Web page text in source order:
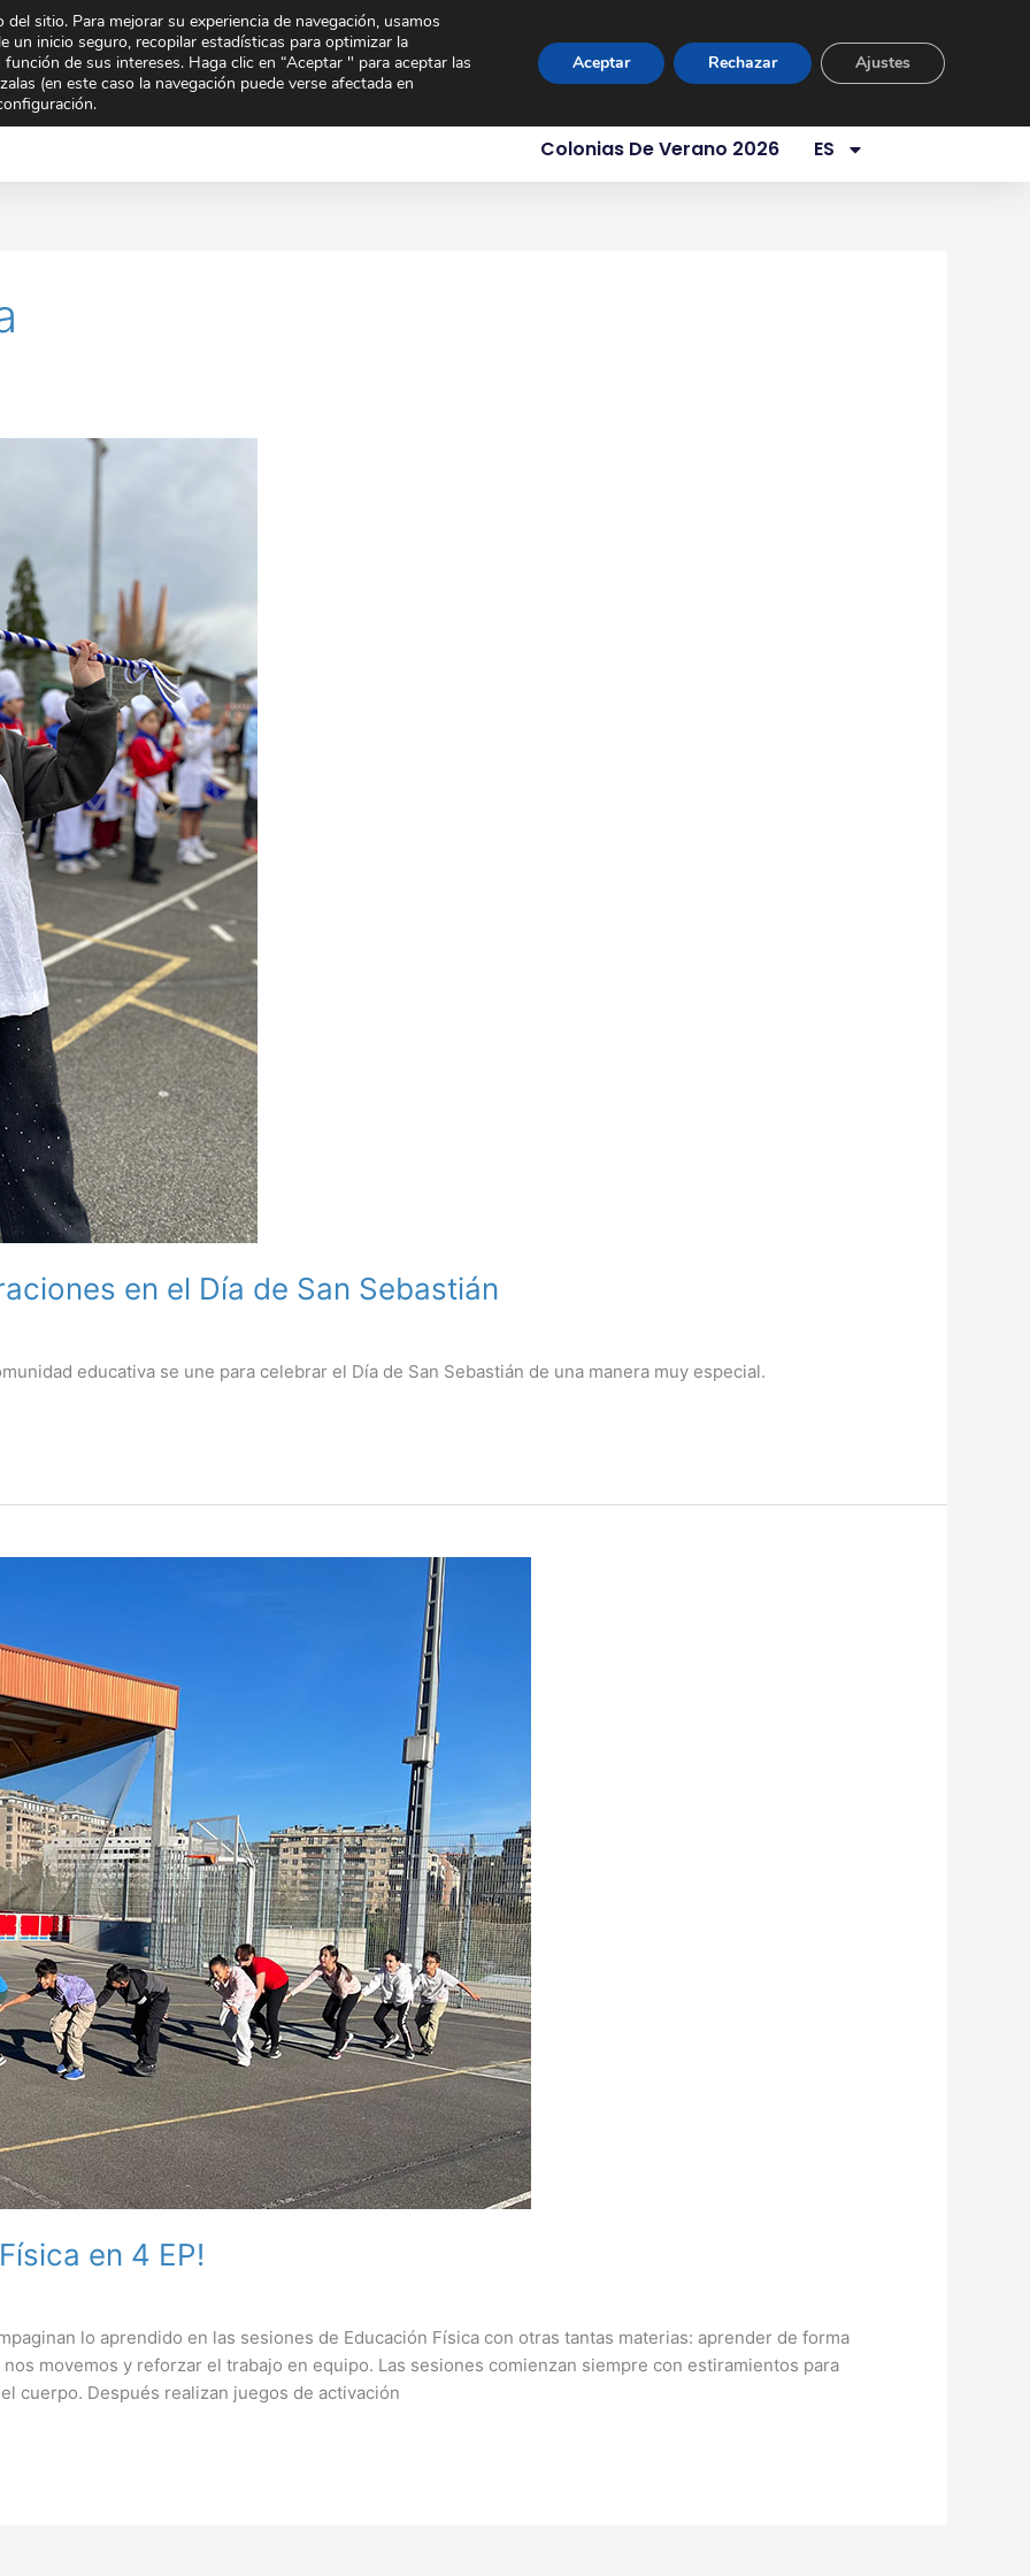
Extraescolares Noticias Orientación
Colonias De Verano 2026
ES
en el Día de San Sebastián
educativa se une para celebrar el Día de San Sebastián de una manera muy especial.
en 4 EP!
lo aprendido en las sesiones de Educación Física con otras tantas materias: aprender de forma
movemos y reforzar el trabajo en equipo. Las sesiones comienzan siempre con estiramientos para
cuerpo. Después realizan juegos de activación
sitio. Para mejorar su experiencia de navegación, usamos
un inicio seguro, recopilar estadísticas para optimizar la
de sus intereses. Haga clic en “Aceptar " para aceptar las
(en este caso la navegación puede verse afectada en
Aceptar Rechazar Ajustes